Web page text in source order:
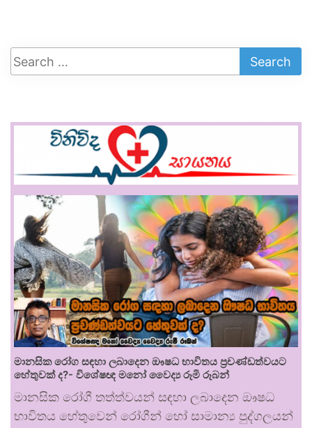
මානසික රෝග සඳහා ලබාදෙන ඖෂධ භාවිතය ප්‍රචණ්ඩත්වයට
හේතුවක් ද?- විශේෂඥ මනෝ වෛද්‍ය රූමි රූබන්
මානසික රෝගී තත්ත්වයන් සඳහා ලබාදෙන ඖෂධ
භාවිතය හේතුවෙන් රෝගීන් හෝ සාමාන්‍ය පුද්ගලයන්